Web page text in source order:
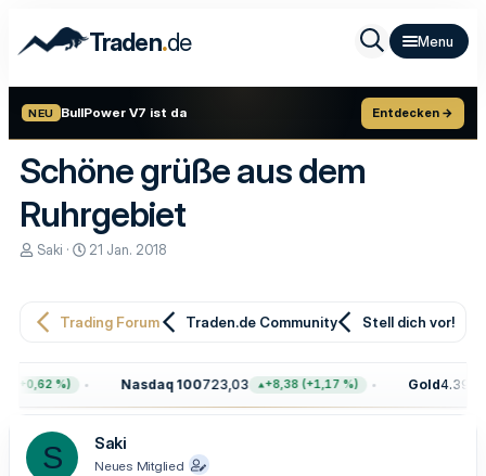
Traden.de
NEU BullPower V7 ist da Entdecken →
Schöne grüße aus dem
Ruhrgebiet
E
e
r
Saki
E
e
m
21 Jan. 2018
Trading Forum Traden.de Community Stell dich vor!
(+0,62 %) Nasdaq 100723,03 +8,38 (+1,17 %) Gold
S Saki
Neues Mitglied